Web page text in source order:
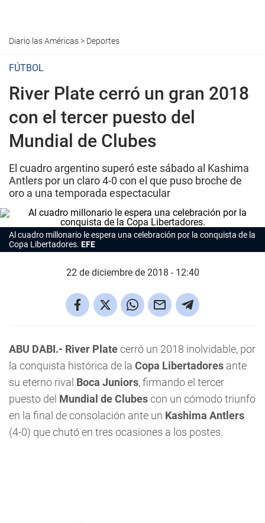
Diario las Américas> Deportes
FÚTBOL
River Plate cerró un gran 2018
con el tercer puesto del
Mundial de Clubes
El cuadro argentino superó este sábado al Kashima
Antlers por un claro 4-0 con el que puso broche de
oro a una temporada espectacular
Al cuadro millonario le espera una celebración por la conquista de la
Copa Libertadores. EFE
22 de diciembre de 2018 - 12:40
ABU DABI.- River Platecerró un 2018 inolvidable, por
la conquista histórica de la Copa Libertadores ante
su eterno rival Boca Juniors, firmando el tercer
puesto del Mundial de Clubescon un cómodo triunfo
en la final de consolación ante un Kashima Antlers
(4-0) que chutó en tres ocasiones a los postes.